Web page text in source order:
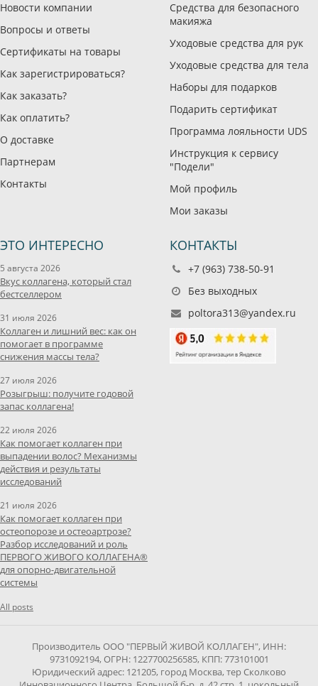
Новости компании
Вопросы и ответы
Сертификаты на товары
Как зарегистрироваться?
Как заказать?
Как оплатить?
О доставке
Партнерам
Контакты
Средства для безопасного
макияжа
Уходовые средства для рук
Уходовые средства для тела
Наборы для подарков
Подарить сертификат
Программа лояльности UDS
Инструкция к сервису
"Подели"
Мой профиль
Мои заказы
ЭТО ИНТЕРЕСНО
5 августа 2026
Вкус коллагена, который стал
бестселлером
31 июля 2026
Коллаген и лишний вес: как он
помогает в программе
снижения массы тела?
27 июля 2026
Розыгрыш: получите годовой
запас коллагена!
22 июля 2026
Как помогает коллаген при
выпадении волос? Механизмы
действия и результаты
исследований
21 июля 2026
Как помогает коллаген при
остеопорозе и остеоартрозе?
Разбор исследований и роль
ПЕРВОГО ЖИВОГО КОЛЛАГЕНА®
для опорно-двигательной
системы
All posts
КОНТАКТЫ
+7 (963) 738-50-91
Без выходных
poltora313@yandex.ru
Производитель ООО "ПЕРВЫЙ ЖИВОЙ КОЛЛАГЕН", ИНН:
9731092194, ОГРН: 1227700256585, КПП: 773101001
Юридический адрес: 121205, город Москва, тер Сколково